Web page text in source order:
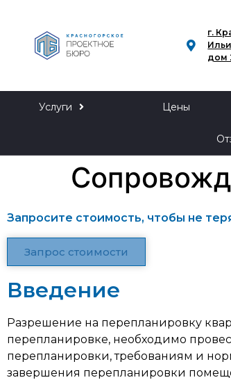
г.
дом
Услуги Цены
Запросите стоимость, чтобы не
Запрос стоимости
Введение
Разрешение на перепланировку
перепланировке, необходимо
перепланировки, требованиям и
завершения перепланировки